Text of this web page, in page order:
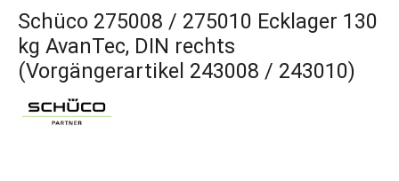
Schüco 275008 / 275010 Ecklager 130
kg AvanTec, DIN rechts
(Vorgängerartikel 243008 / 243010)